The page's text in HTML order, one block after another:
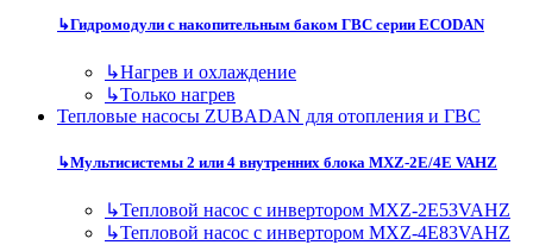
↳Гидромодули с накопительным баком ГВС серии ECODAN
↳Нагрев и охлаждение
↳Только нагрев
Тепловые насосы ZUBADAN для отопления и ГВС
↳Мультисистемы 2 или 4 внутренних блока MXZ-2E/4E VAHZ
↳Тепловой насос с инвертором MXZ-2E53VAHZ
↳Тепловой насос с инвертором MXZ-4E83VAHZ